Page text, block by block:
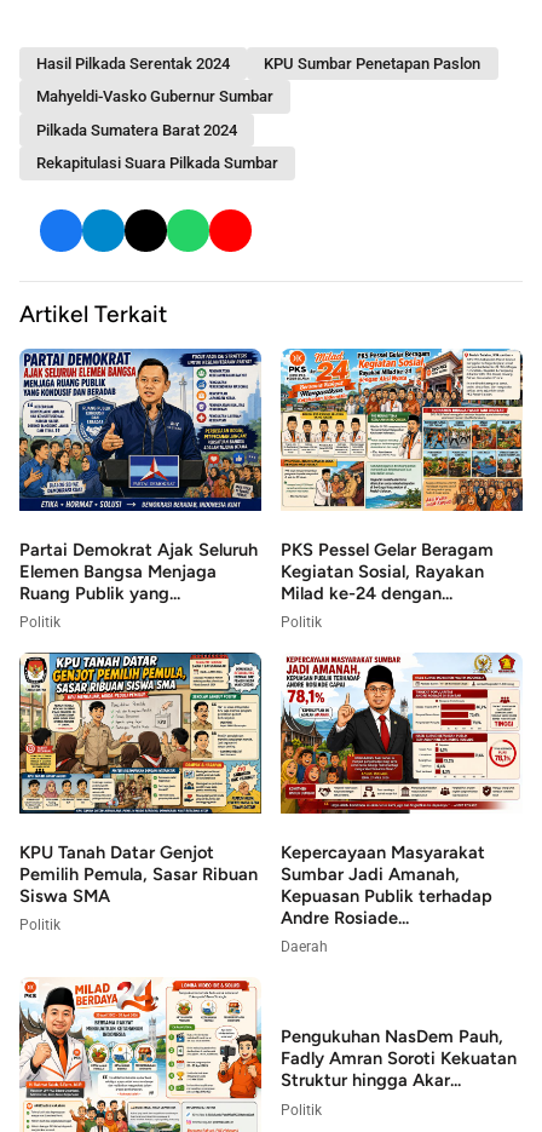
Hasil Pilkada Serentak 2024
KPU Sumbar Penetapan Paslon
Mahyeldi-Vasko Gubernur Sumbar
Pilkada Sumatera Barat 2024
Rekapitulasi Suara Pilkada Sumbar
Artikel Terkait
Partai Demokrat Ajak Seluruh
Elemen Bangsa Menjaga
Ruang Publik yang...
Politik
PKS Pessel Gelar Beragam
Kegiatan Sosial, Rayakan
Milad ke-24 dengan...
Politik
KPU Tanah Datar Genjot
Pemilih Pemula, Sasar Ribuan
Siswa SMA
Politik
Kepercayaan Masyarakat
Sumbar Jadi Amanah,
Kepuasan Publik terhadap
Andre Rosiade...
Daerah
Pengukuhan NasDem Pauh,
Fadly Amran Soroti Kekuatan
Struktur hingga Akar...
Politik